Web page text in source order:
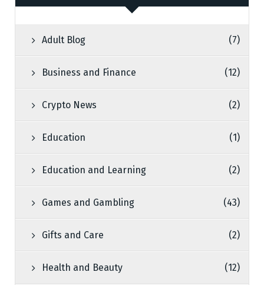
Adult Blog (7)
Business and Finance (12)
Crypto News (2)
Education (1)
Education and Learning (2)
Games and Gambling (43)
Gifts and Care (2)
Health and Beauty (12)